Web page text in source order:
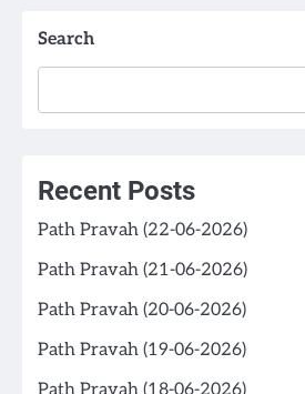
Search
Recent Posts
Path Pravah (22-06-2026)
Path Pravah (21-06-2026)
Path Pravah (20-06-2026)
Path Pravah (19-06-2026)